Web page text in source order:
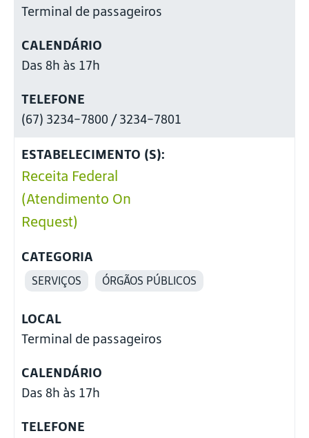
Terminal de passageiros
CALENDÁRIO
Das 8h às 17h
TELEFONE
(67) 3234-7800 / 3234-7801
ESTABELECIMENTO (S):
Receita Federal
(Atendimento On
Request)
CATEGORIA
SERVIÇOS ÓRGÃOS PÚBLICOS
LOCAL
Terminal de passageiros
CALENDÁRIO
Das 8h às 17h
TELEFONE